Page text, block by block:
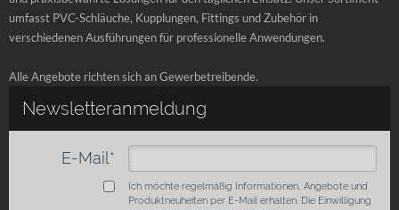
umfasst PVC-Schläuche, Kupplungen, Fittings und Zubehör in
verschiedenen Ausführungen für professionelle Anwendungen.
Alle Angebote richten sich an Gewerbetreibende.